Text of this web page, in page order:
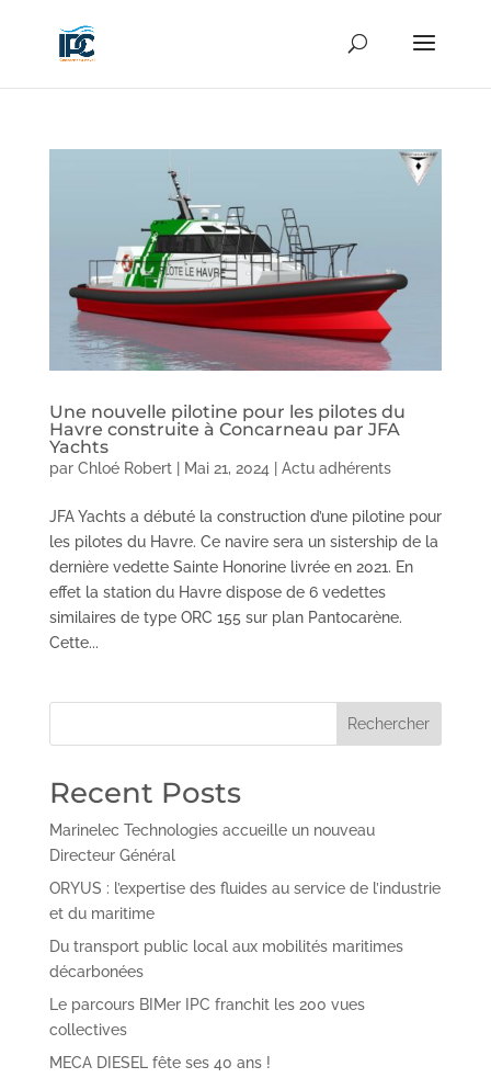
Une nouvelle pilotine pour les pilotes du
Havre construite à Concarneau par JFA
Yachts
par Chloé Robert| Mai 21, 2024 | Actu adhérents
JFA Yachts a débuté la construction d’une pilotine pour
les pilotes du Havre. Ce navire sera un sistership de la
dernière vedette Sainte Honorine livrée en 2021. En
effet la station du Havre dispose de 6 vedettes
similaires de type ORC 155 sur plan Pantocarène.
Cette...
Rechercher
Recent Posts
Marinelec Technologies accueille un nouveau
Directeur Général
ORYUS : l’expertise des fluides au service de l’industrie
et du maritime
Du transport public local aux mobilités maritimes
décarbonées
Le parcours BIMer IPC franchit les 200 vues
collectives
MECA DIESEL fête ses 40 ans !